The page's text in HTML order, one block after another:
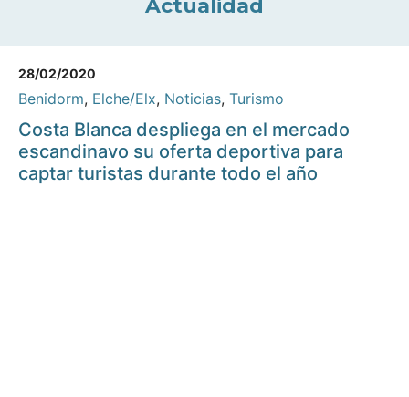
Actualidad
28/02/2020
Benidorm, Elche/Elx, Noticias, Turismo
Costa Blanca despliega en el mercado
escandinavo su oferta deportiva para
captar turistas durante todo el año